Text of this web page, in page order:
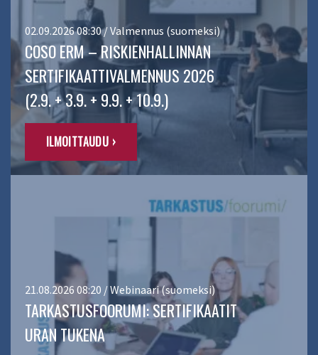
02.09.2026 08:30 / Valmennus (suomeksi)
COSO ERM – RISKIENHALLINNAN
SERTIFIKAATTIVALMENNUS 2026
(2.9. + 3.9. + 9.9. + 10.9.)
ILMOITTAUDU ›
21.08.2026 08:20 / Webinaari (suomeksi)
TARKASTUSFOORUMI: SERTIFIKAATIT
URAN TUKENA